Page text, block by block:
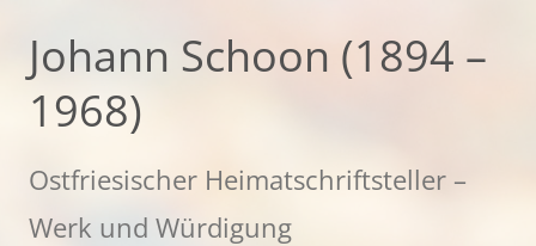
springen
Johann Schoon (1894 –
1968)
Ostfriesischer Heimatschriftsteller –
Werk und Würdigung